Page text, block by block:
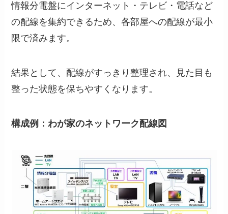
情報分電盤にインターネット・テレビ・電話など
の配線を集約できるため、各部屋への配線が最小
限で済みます。
結果として、配線がすっきり整理され、見た目も
整った状態を保ちやすくなります。
構成例：わが家のネットワーク配線図